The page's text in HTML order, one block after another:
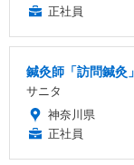
正社員
鍼灸師「訪問鍼灸
サニタ
神奈川県
正社員